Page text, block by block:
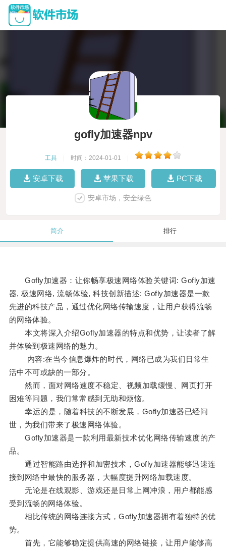
gofly加速器npv
工具 时间：2024-01-01
安卓下载 苹果下载 PC下载
安卓市场，安全绿色
简介 排行
Gofly加速器：让你畅享极速网络体验关键词: Gofly加速
器, 极速网络, 流畅体验, 科技创新描述: Gofly加速器是一款
先进的科技产品，通过优化网络传输速度，让用户获得流畅
的网络体验。
本文将深入介绍Gofly加速器的特点和优势，让读者了解
并体验到极速网络的魅力。
内容:在当今信息爆炸的时代，网络已成为我们日常生
活中不可或缺的一部分。
然而，面对网络速度不稳定、视频加载缓慢、网页打开
困难等问题，我们常常感到无助和烦恼。
幸运的是，随着科技的不断发展，Gofly加速器已经问
世，为我们带来了极速网络体验。
Gofly加速器是一款利用最新技术优化网络传输速度的产
品。
通过智能路由选择和加密技术，Gofly加速器能够迅速连
接到网络中最快的服务器，大幅度提升网络加载速度。
无论是在线观影、游戏还是日常上网冲浪，用户都能感
受到流畅的网络体验。
相比传统的网络连接方式，Gofly加速器拥有着独特的优
势。
首先，它能够稳定提供高速的网络链接，让用户能够高